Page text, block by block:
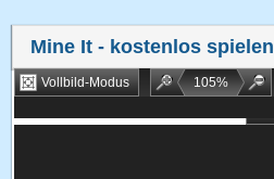
Mine It - kostenlos spielen
Vollbild-Modus 105%